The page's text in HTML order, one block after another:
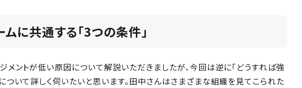
に共通する「3つの条件」
メントが低い原因について解説いただきましたが、今回は逆に「どうすれば強
ついて詳しく伺いたいと思います。田中さんはさまざまな組織を見てこられた